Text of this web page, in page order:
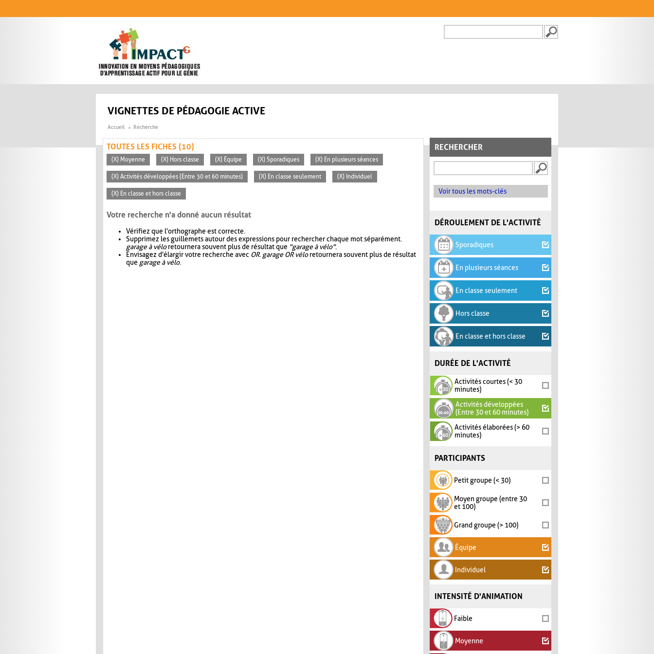
FORMULAIRE DE
VIGNETTES DE PÉDAGOGIE ACTIVE
Accueil Recherche
RECHERCHER
Voir tous les mots-clés
DÉROULEMENT DE L'ACTIVITÉ
Sporadiques
En plusieurs séances
En classe seulement
Hors classe
En classe et hors classe
DURÉE DE L'ACTIVITÉ
Activités courtes (< 30
minutes)
Activités développées
(Entre 30 et 60 minutes)
Activités élaborées (> 60
minutes)
PARTICIPANTS
Petit groupe (< 30)
Moyen groupe (entre 30
et 100)
Grand groupe (> 100)
Équipe
Individuel
INTENSITÉ D'ANIMATION
Faible
Moyenne
TOUTES LES FICHES (10)
(X) Moyenne (X) Hors classe (X) Équipe (X) Sporadiques (X) En plusieurs séances
(X) Activités développées (Entre 30 et 60 minutes) (X) En classe seulement (X) Individuel
(X) En classe et hors classe
Votre recherche n'a donné aucun résultat
Vérifiez que l'orthographe est correcte.
Supprimez les guillemets autour des expressions pour rechercher chaque mot séparément.
garage à véloretournera souvent plus de résultat que "garage à vélo".
Envisagez d'élargir votre recherche avec OR. garage OR véloretournera souvent plus de résultat
que garage à vélo.